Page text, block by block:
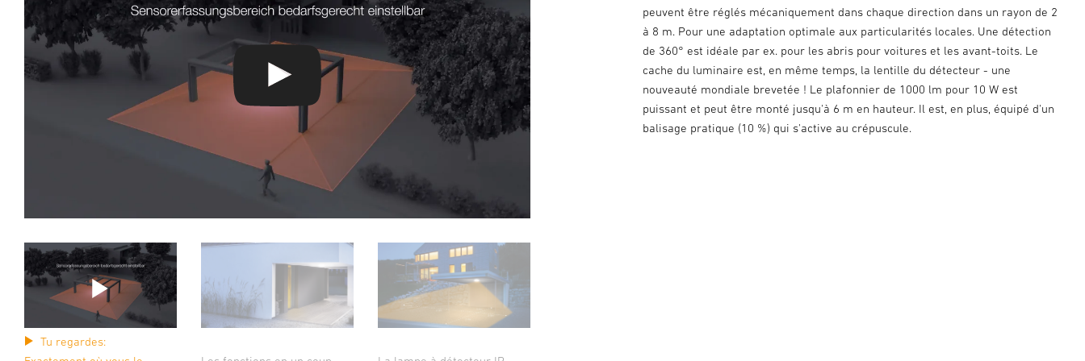
Tu regardes:
peuvent être réglés mécaniquement dans chaque direction dans un rayon de 2
à 8 m. Pour une adaptation optimale aux particularités locales. Une détection
de 360° est idéale par ex. pour les abris pour voitures et les avant-toits. Le
cache du luminaire est, en même temps, la lentille du détecteur - une
nouveauté mondiale brevetée ! Le plafonnier de 1000 lm pour 10 W est
puissant et peut être monté jusqu'à 6 m en hauteur. Il est, en plus, équipé d'un
balisage pratique (10 %) qui s'active au crépuscule.